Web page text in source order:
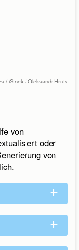
/ iStock / Oleksandr Hruts
von
oder
von